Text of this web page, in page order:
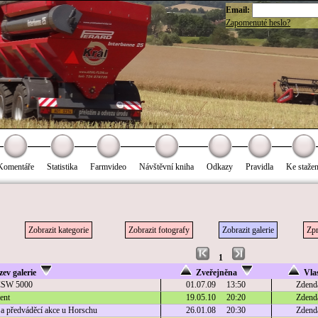
Email:
Zapomenuté heslo?
Statistika Farmvideo Návštěvní kniha Odkazy Pravidla Ke
Zobrazit kategorie Zobrazit fotografy Zobrazit galerie
1
galerie
Zveřejněna
5000
01.07.09 13:50
19.05.10 20:20
předváděcí akce u Horschu
26.01.08 20:30